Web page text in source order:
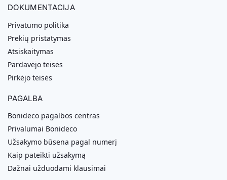
DOKUMENTACIJA
Privatumo politika
Prekių pristatymas
Atsiskaitymas
Pardavėjo teisės
Pirkėjo teisės
PAGALBA
Bonideco pagalbos centras
Privalumai Bonideco
Užsakymo būsena pagal numerį
Kaip pateikti užsakymą
Dažnai užduodami klausimai